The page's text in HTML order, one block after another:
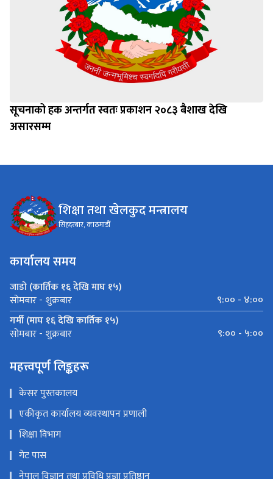
सूचनाको हक अन्तर्गत स्वतः प्रकाशन २०८३ बैशाख देखि
असारसम्म
शिक्षा तथा खेलकुद मन्त्रालय
सिंहदरबार, काठमाडौँ
कार्यालय समय
जाडो (कार्तिक १६ देखि माघ १५)
सोमबार - शुक्रबार
९:०० - ४:००
गर्मी (माघ १६ देखि कार्तिक १५)
सोमबार - शुक्रबार ९:०० - ५:००
महत्त्वपूर्ण लिङ्कहरू
केसर पुस्तकालय
एकीकृत कार्यालय व्यवस्थापन प्रणाली
शिक्षा विभाग
गेट पास